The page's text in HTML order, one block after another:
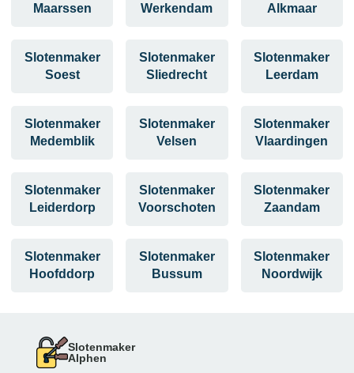
Maarssen
Werkendam
Alkmaar
Slotenmaker
Soest
Slotenmaker
Sliedrecht
Slotenmaker
Leerdam
Slotenmaker
Medemblik
Slotenmaker
Velsen
Slotenmaker
Vlaardingen
Slotenmaker
Leiderdorp
Slotenmaker
Voorschoten
Slotenmaker
Zaandam
Slotenmaker
Hoofddorp
Slotenmaker
Bussum
Slotenmaker
Noordwijk
Slotenmaker
Alphen